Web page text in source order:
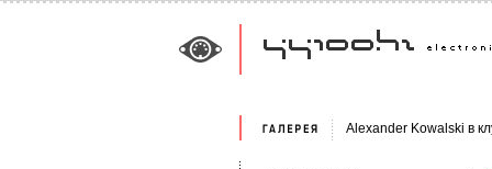
Alexander Kowalski в